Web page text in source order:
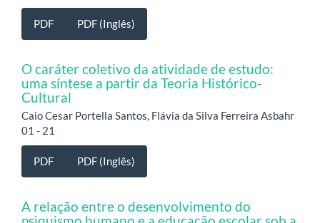
PDF PDF (Inglês)
O caráter coletivo da atividade de estudo:
uma síntese a partir da Teoria Histórico-
Cultural
Caio Cesar Portella Santos, Flávia da Silva Ferreira Asbahr
01 - 21
PDF PDF (Inglês)
A relação entre o desenvolvimento do